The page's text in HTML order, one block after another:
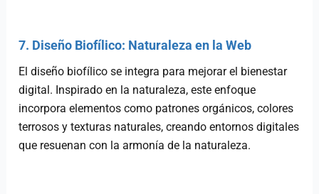
7. Diseño Biofílico: Naturaleza en la Web
El diseño biofílico se integra para mejorar el bienestar
digital. Inspirado en la naturaleza, este enfoque
incorpora elementos como patrones orgánicos, colores
terrosos y texturas naturales, creando entornos digitales
que resuenan con la armonía de la naturaleza.